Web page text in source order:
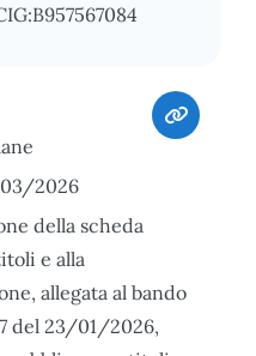
2026
della scheda
e alla
allegata al bando
del 23/01/2026,